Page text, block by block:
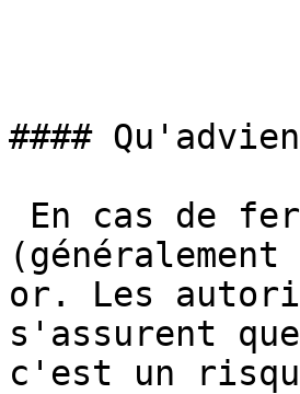
####
or. Les
s'assurent
c'est un